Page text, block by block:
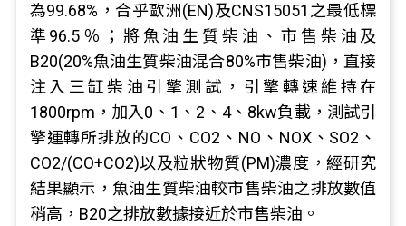
為99.68%，合乎歐洲(EN)及CNS15051之最低標
準96.5％；將魚油生質柴油、市售柴油及
B20(20%魚油生質柴油混合80%市售柴油)，直接
注入三缸柴油引擎測試，引擎轉速維持在
1800rpm，加入0、1、2、4、8kw負載，測試引
擎運轉所排放的CO、CO2、NO、NOX、SO2、
CO2/(CO+CO2)以及粒狀物質(PM)濃度，經研究
結果顯示，魚油生質柴油較市售柴油之排放數值
稍高，B20之排放數據接近於市售柴油。